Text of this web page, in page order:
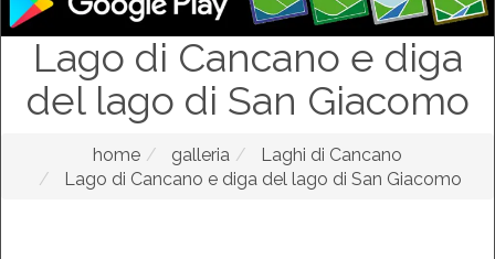
Lago di Cancano e diga
del lago di San Giacomo
home galleria
Laghi di Cancano
Lago di Cancano e diga del lago di San Giacomo